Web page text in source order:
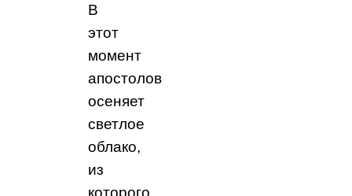
В
этот
момент
апостолов
осеняет
светлое
облако,
из
которого